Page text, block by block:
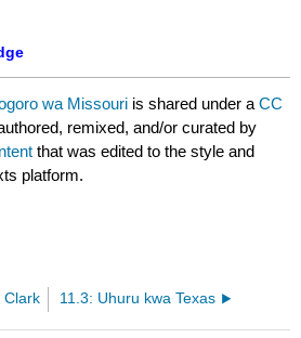
wa Missouri is shared under aCC
remixed, and/or curated by
that was edited to the style and
platform.
Clark 11.3: Uhuru kwa Texas